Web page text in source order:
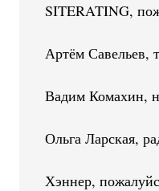
SITERATING,
Артём Савельев,
Вадим Комахин,
Ольга Ларская,
Хэннер,